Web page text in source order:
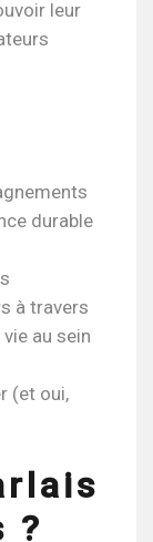
leur
durable
à travers
au sein
(et oui,
?